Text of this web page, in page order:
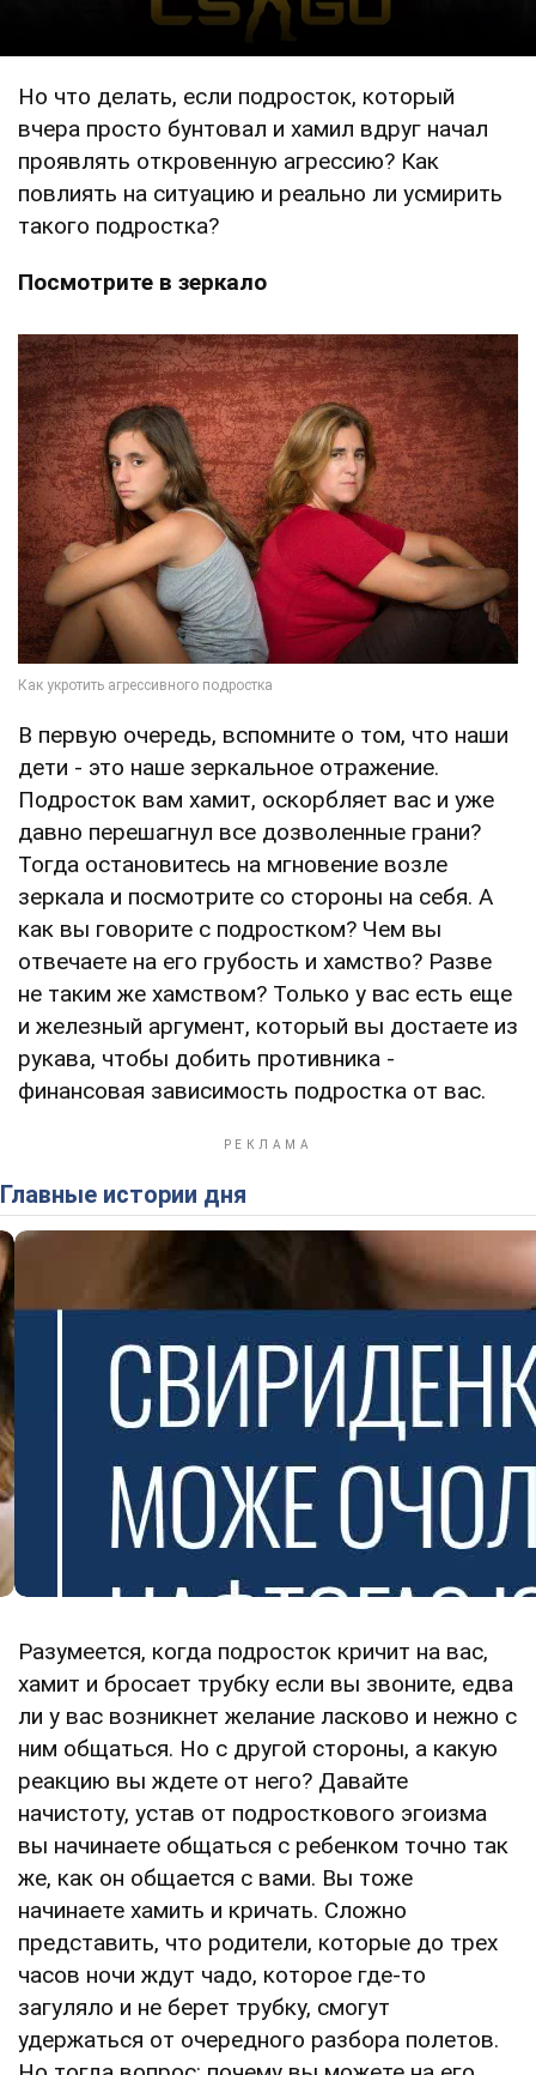
Но что делать, если подросток, который
вчера просто бунтовал и хамил вдруг начал
проявлять откровенную агрессию? Как
повлиять на ситуацию и реально ли усмирить
такого подростка?
Посмотрите в зеркало
В первую очередь, вспомните о том, что наши
дети - это наше зеркальное отражение.
Подросток вам хамит, оскорбляет вас и уже
давно перешагнул все дозволенные грани?
Тогда остановитесь на мгновение возле
зеркала и посмотрите со стороны на себя. А
как вы говорите с подростком? Чем вы
отвечаете на его грубость и хамство? Разве
не таким же хамством? Только у вас есть еще
и железный аргумент, который вы достаете из
рукава, чтобы добить противника -
финансовая зависимость подростка от вас.
Главные истории дня
Разумеется, когда подросток кричит на вас,
хамит и бросает трубку если вы звоните, едва
ли у вас возникнет желание ласково и нежно с
ним общаться. Но с другой стороны, а какую
реакцию вы ждете от него? Давайте
начистоту, устав от подросткового эгоизма
вы начинаете общаться с ребенком точно так
же, как он общается с вами. Вы тоже
начинаете хамить и кричать. Сложно
представить, что родители, которые до трех
часов ночи ждут чадо, которое где-то
загуляло и не берет трубку, смогут
удержаться от очередного разбора полетов.